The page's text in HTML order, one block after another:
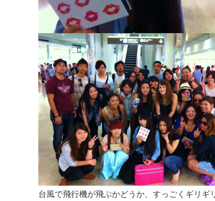
台風で飛行機が飛ぶかどうか、すっごくギリギ